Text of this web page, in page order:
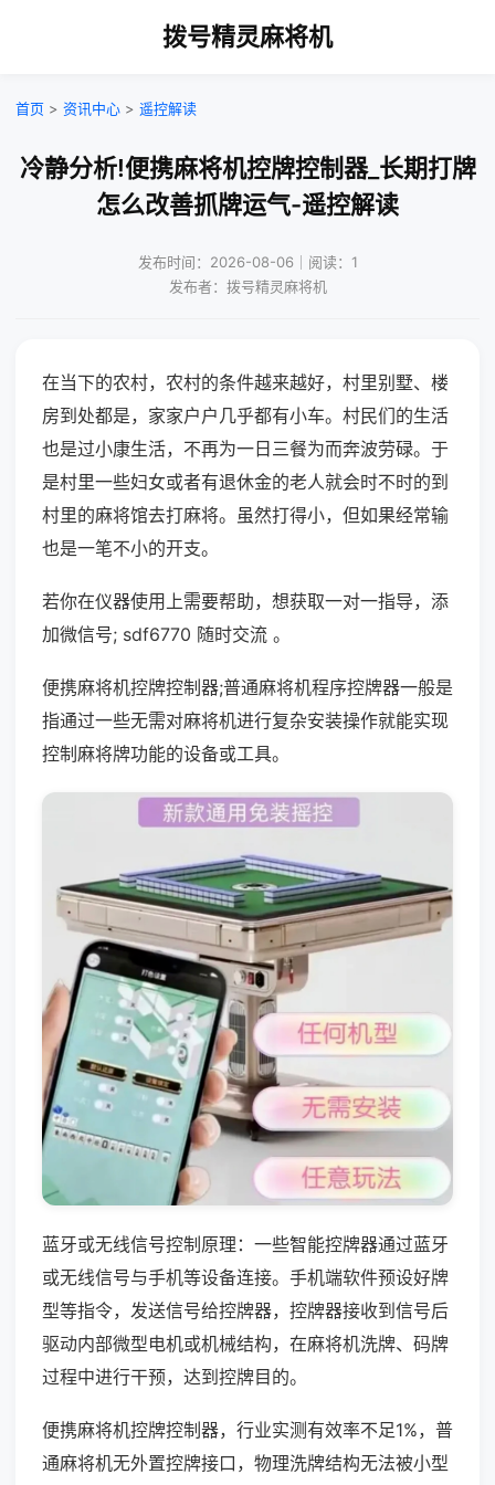
拨号精灵麻将机
首页 > 资讯中心 > 遥控解读
冷静分析!便携麻将机控牌控制器_长期打牌
怎么改善抓牌运气-遥控解读
发布时间：2026-08-06｜阅读：1
发布者：拨号精灵麻将机
在当下的农村，农村的条件越来越好，村里别墅、楼
房到处都是，家家户户几乎都有小车。村民们的生活
也是过小康生活，不再为一日三餐为而奔波劳碌。于
是村里一些妇女或者有退休金的老人就会时不时的到
村里的麻将馆去打麻将。虽然打得小，但如果经常输
也是一笔不小的开支。
若你在仪器使用上需要帮助，想获取一对一指导，添
加微信号; sdf6770 随时交流 。
便携麻将机控牌控制器;普通麻将机程序控牌器一般是
指通过一些无需对麻将机进行复杂安装操作就能实现
控制麻将牌功能的设备或工具。
蓝牙或无线信号控制原理：一些智能控牌器通过蓝牙
或无线信号与手机等设备连接。手机端软件预设好牌
型等指令，发送信号给控牌器，控牌器接收到信号后
驱动内部微型电机或机械结构，在麻将机洗牌、码牌
过程中进行干预，达到控牌目的。
便携麻将机控牌控制器，行业实测有效率不足1%，普
通麻将机无外置控牌接口，物理洗牌结构无法被小型